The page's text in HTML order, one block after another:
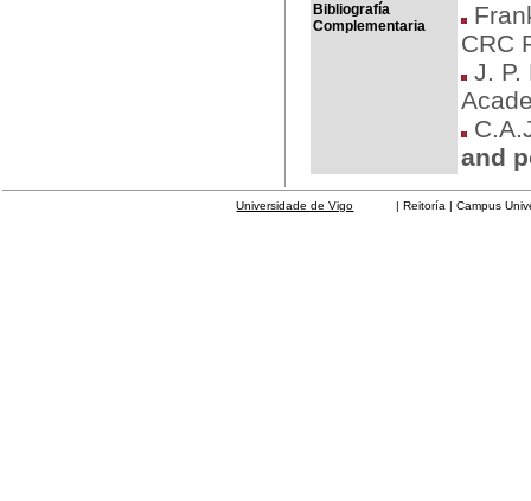
Bibliografía
Complementaria
CRC
J. P.
and
Universidade de Vigo | Reitoría | Campus